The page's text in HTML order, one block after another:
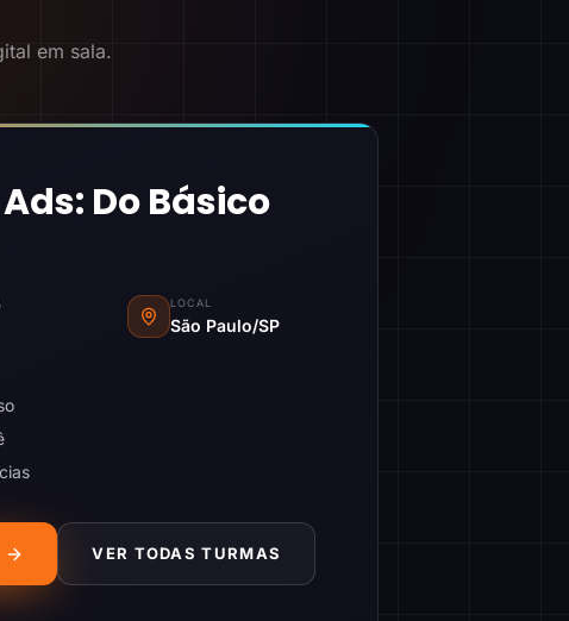
em sala.
Do Básico
LOCAL
São Paulo/SP
VER TODAS TURMAS